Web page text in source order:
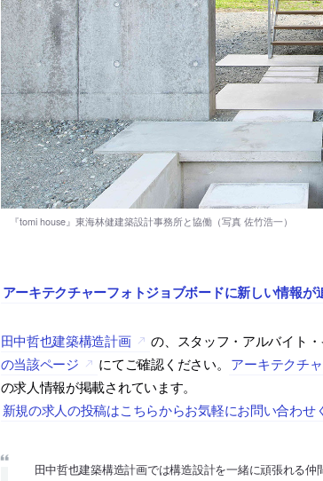
アーキテクチャーフォトジョブボードに新しい情報が
田中哲也建築構造計画 の、スタッフ・アルバイト
の当該ページ
にてご確認ください。 アーキテクチ
の求人情報が掲載されています。
新規の求人の投稿はこちらからお気軽にお問い合わせ
田中哲也建築構造計画では構造設計を一緒に頑張れる仲